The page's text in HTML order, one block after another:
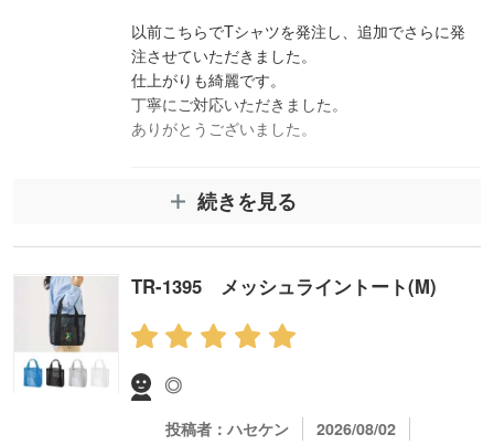
以前こちらでTシャツを発注し、追加でさらに発
注させていただきました。
仕上がりも綺麗です。
丁寧にご対応いただきました。
ありがとうございました。
スタッフコメント
この度はレビュー投稿をいただきありがとうござ
います。
4.4オンスドライTシャツの追加発注をご依頼いた
だき、仕上がりにもご満足いただけたとのことで
大変嬉しく存じます。
今後も安心してご利用いただけるよう丁寧に対応
してまいります。
続きを見る
TR-1395 メッシュライントート(M)
◎
投稿者：ハセケン 2026/08/02